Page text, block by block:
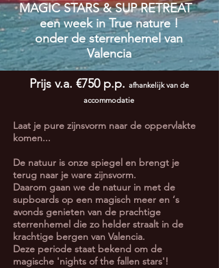
MAGIC STARS & SUP RETREAT
een week in True nature !
onder de sterrenhemel van
Valencia
Prijs v.a. €750 p.p. afhankelijk van de
accommodatie
Laat je pure zijnsvorm naar de oppervlakte
komen...
De natuur is onze spiegel en brengt je
terug naar je ware zijnsvorm.
Daarom gaan we de natuur in met de
supboards op een magisch meer en ‘s
avonds genieten van de prachtige
sterrenhemel die zo helder straalt in de
krachtige bergen van Valencia.
Deze periode staat bekend om de
magische 'nights of the fallen stars'!